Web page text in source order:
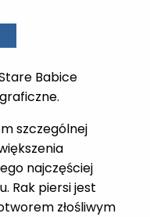
Babice
szczególnej
najczęściej
Rak piersi jest
złośliwym